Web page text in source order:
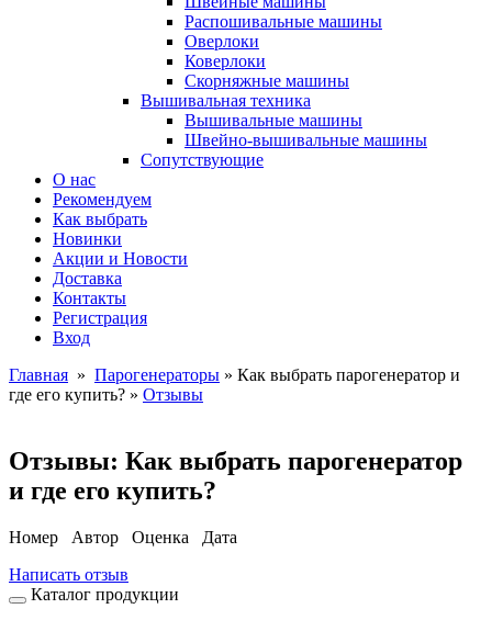
Распошивальные машины
Оверлоки
Коверлоки
Скорняжные машины
Вышивальная техника
Вышивальные машины
Швейно-вышивальные машины
Сопутствующие
О нас
Рекомендуем
Как выбрать
Новинки
Акции и Новости
Доставка
Контакты
Регистрация
Вход
Главная » Парогенераторы » Как выбрать парогенератор и
где его купить? » Отзывы
Отзывы: Как выбрать парогенератор
и где его купить?
Номер Автор Оценка
Дата
Написать отзыв
Каталог продукции